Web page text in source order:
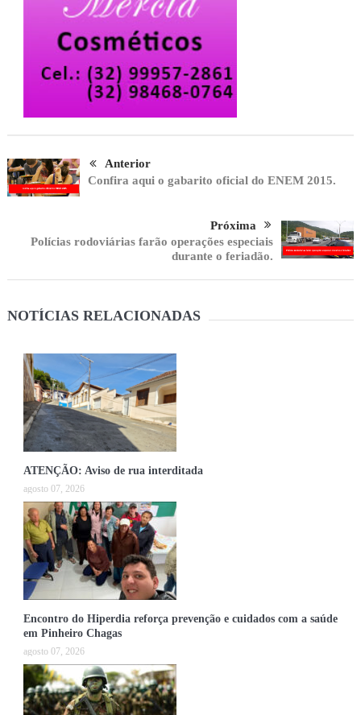
Anterior
Confira aqui o gabarito oficial do ENEM 2015.
Próxima
Polícias rodoviárias farão operações especiais
durante o feriadão.
NOTÍCIAS RELACIONADAS
ATENÇÃO: Aviso de rua interditada
agosto 07, 2026
Encontro do Hiperdia reforça prevenção e cuidados com a saúde
em Pinheiro Chagas
agosto 07, 2026